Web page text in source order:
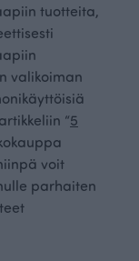
tuotteita,
valikoiman
“5
voit
parhaiten